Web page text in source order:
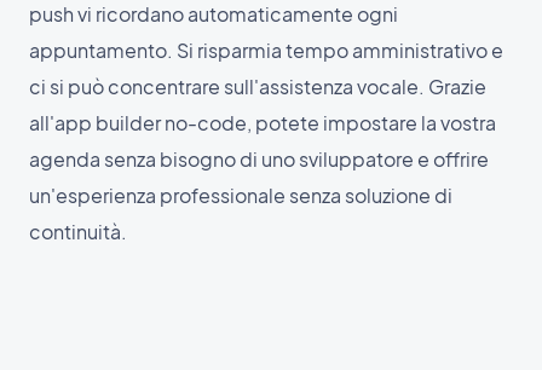
push vi ricordano automaticamente ogni
appuntamento. Si risparmia tempo amministrativo e
ci si può concentrare sull'assistenza vocale. Grazie
all'app builder no-code, potete impostare la vostra
agenda senza bisogno di uno sviluppatore e offrire
un'esperienza professionale senza soluzione di
continuità.